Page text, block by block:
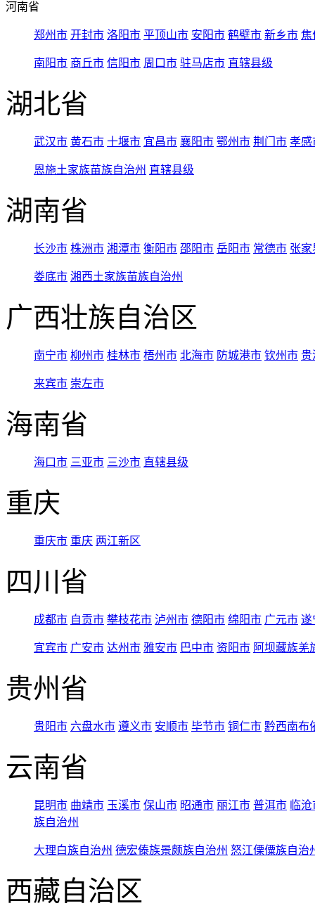
河南省
郑州市 开封市 洛阳市 平顶山市 安阳市 鹤壁市 新乡市 焦
南阳市 商丘市 信阳市 周口市 驻马店市 直辖县级
湖北省
武汉市 黄石市 十堰市 宜昌市 襄阳市 鄂州市 荆门市 孝感
恩施土家族苗族自治州 直辖县级
湖南省
长沙市 株洲市 湘潭市 衡阳市 邵阳市 岳阳市 常德市 张家
娄底市 湘西土家族苗族自治州
广西壮族自治区
南宁市 柳州市 桂林市 梧州市 北海市 防城港市 钦州市 贵
来宾市 崇左市
海南省
海口市 三亚市 三沙市 直辖县级
重庆
重庆市 重庆 两江新区
四川省
成都市 自贡市 攀枝花市 泸州市 德阳市 绵阳市 广元市 遂
宜宾市 广安市 达州市 雅安市 巴中市 资阳市 阿坝藏族羌
贵州省
贵阳市 六盘水市 遵义市 安顺市 毕节市 铜仁市 黔西南布
云南省
昆明市 曲靖市 玉溪市 保山市 昭通市 丽江市 普洱市 临
族自治州
大理白族自治州 德宏傣族景颇族自治州 怒江傈僳族自治
西藏自治区